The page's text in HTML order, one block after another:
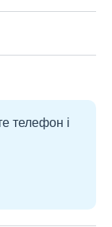
телефон і